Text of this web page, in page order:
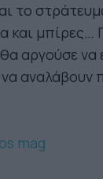
το
και μπίρες…
αργούσε να
αναλάβουν
mag